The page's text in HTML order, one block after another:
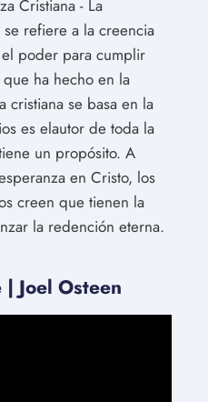
Cristiana - La
refiere a la creencia
poder para cumplir
ha hecho en la
cristiana se basa en la
es elautor de toda la
un propósito. A
en Cristo, los
creen que tienen la
la redención eterna.
Joel Osteen